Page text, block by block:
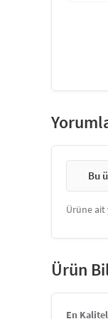
Bu
Ürüne
Ürün
En